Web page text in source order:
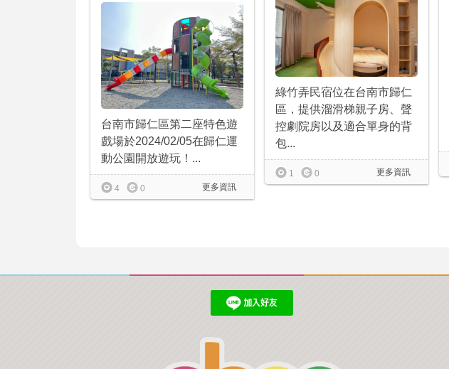
台南市歸仁區第二座特色遊
戲場於2024/02/05在歸仁運
動公園開放遊玩！...
更多資訊
4 0
綠竹弄民宿位在台南市歸仁
區，提供溜滑梯親子房、聲
控劇院房以及適合單身的背
包...
更多資訊
1 0